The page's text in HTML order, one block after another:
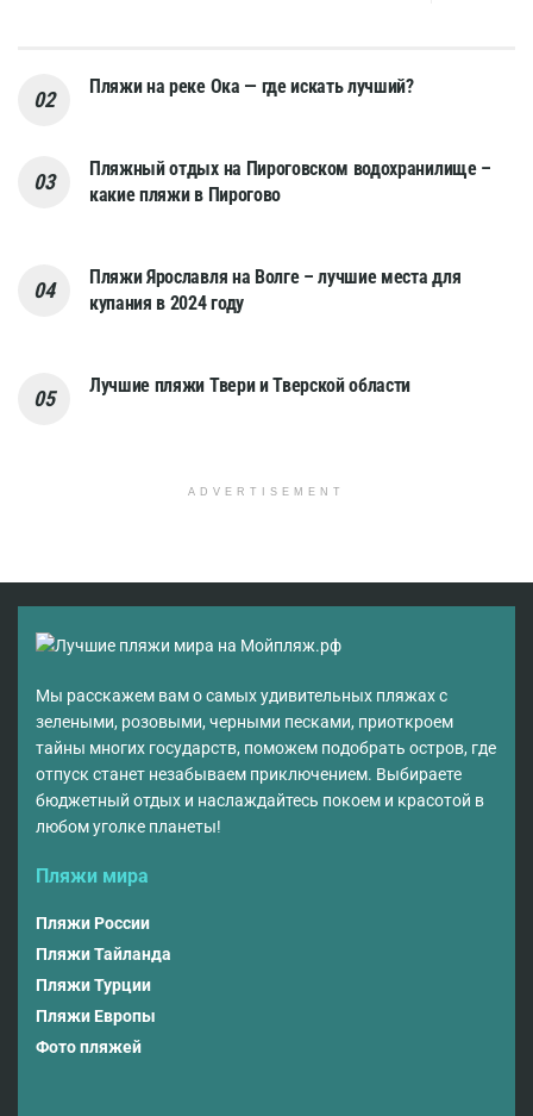
Пляжи на реке Ока — где искать лучший?
Пляжный отдых на Пироговском водохранилище –
какие пляжи в Пирогово
Пляжи Ярославля на Волге – лучшие места для
купания в 2024 году
Лучшие пляжи Твери и Тверской области
ADVERTISEMENT
Мы расскажем вам о самых удивительных пляжах с
зелеными, розовыми, черными песками, приоткроем
тайны многих государств, поможем подобрать остров, где
отпуск станет незабываем приключением. Выбираете
бюджетный отдых и наслаждайтесь покоем и красотой в
любом уголке планеты!
Пляжи мира
Пляжи России
Пляжи Тайланда
Пляжи Турции
Пляжи Европы
Фото пляжей